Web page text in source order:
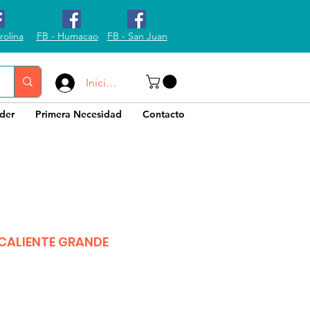
FB - Humacao FB - San Juan
Iniciar sesión
Primera Necesidad Contacto
GRANDE